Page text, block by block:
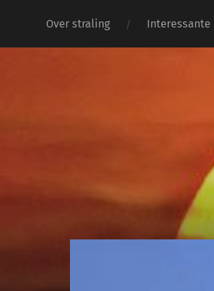
Over straling Interessante